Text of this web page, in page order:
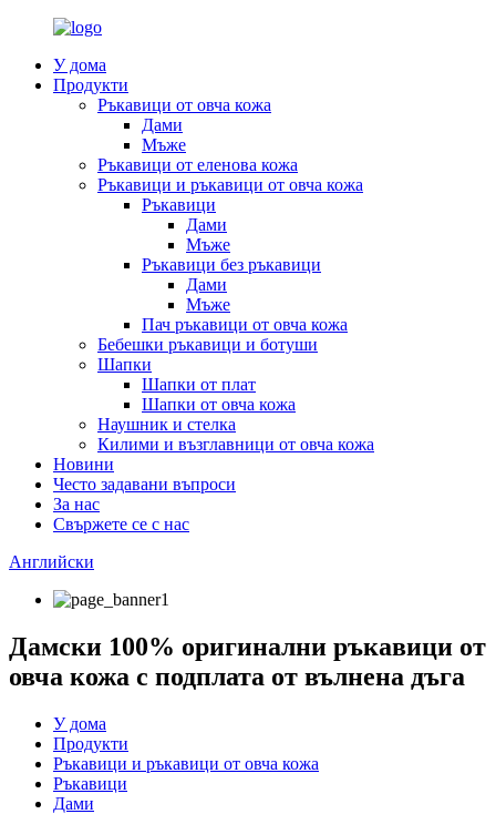
У дома
Продукти
Ръкавици от овча кожа
Дами
Мъже
Ръкавици от еленова кожа
Ръкавици и ръкавици от овча кожа
Ръкавици
Дами
Мъже
Ръкавици без ръкавици
Дами
Мъже
Пач ръкавици от овча кожа
Бебешки ръкавици и ботуши
Шапки
Шапки от плат
Шапки от овча кожа
Наушник и стелка
Килими и възглавници от овча кожа
Новини
Често задавани въпроси
За нас
Свържете се с нас
Английски
Дамски 100% оригинални ръкавици от
овча кожа с подплата от вълнена дъга
У дома
Продукти
Ръкавици и ръкавици от овча кожа
Ръкавици
Дами